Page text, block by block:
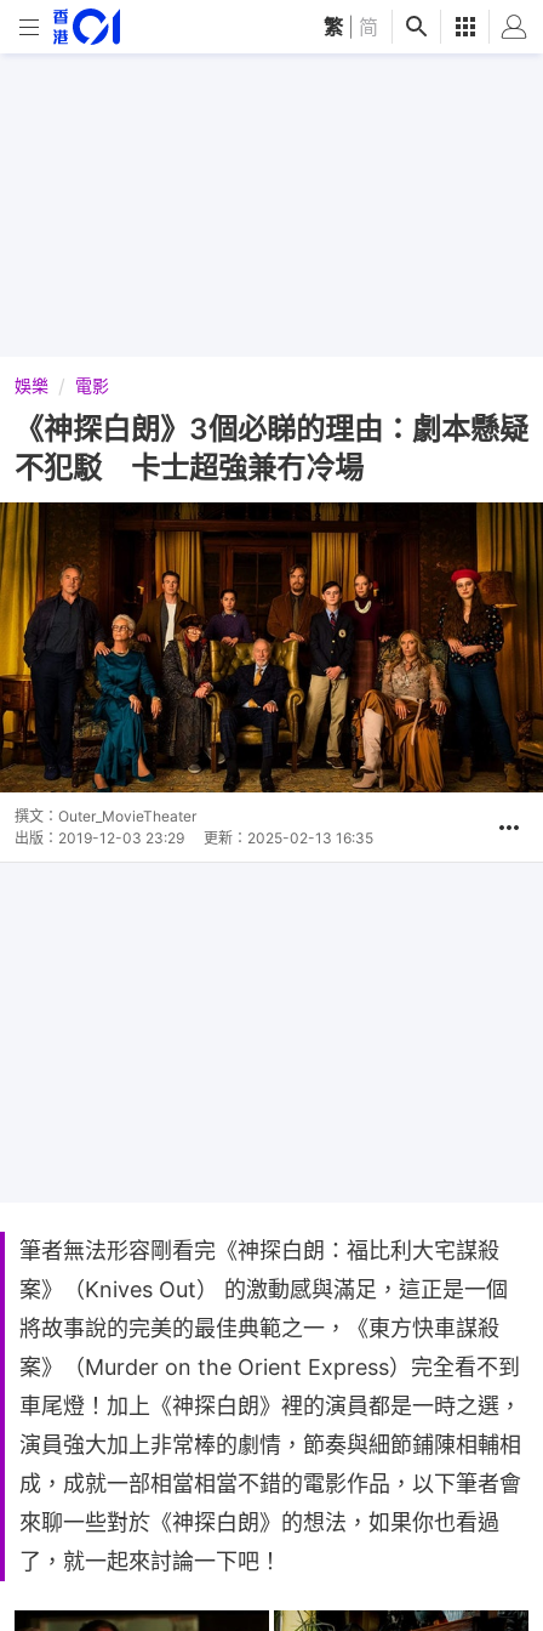
繁 简
娛樂 電影
《神探白朗》3個必睇的理由：劇本懸疑
不犯駁 卡士超強兼冇冷場
撰文： Outer_MovieTheater
出版： 2019-12-03 23:29 更新： 2025-02-13 16:35
筆者無法形容剛看完《神探白朗：福比利大宅謀殺
案》（Knives Out） 的激動感與滿足，這正是一個
將故事說的完美的最佳典範之一，《東方快車謀殺
案》（Murder on the Orient Express）完全看不到
車尾燈！加上《神探白朗》裡的演員都是一時之選，
演員強大加上非常棒的劇情，節奏與細節鋪陳相輔相
成，成就一部相當相當不錯的電影作品，以下筆者會
來聊一些對於《神探白朗》的想法，如果你也看過
了，就一起來討論一下吧！